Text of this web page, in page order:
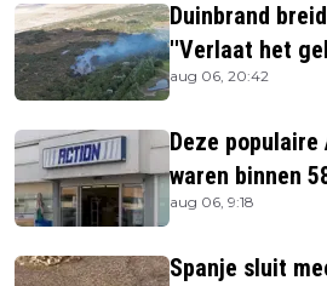
Duinbrand
''Verlaat het
aug 06, 20:42
Deze
waren binnen
uitverkocht zijn
aug 06, 9:18
Spanje sluit